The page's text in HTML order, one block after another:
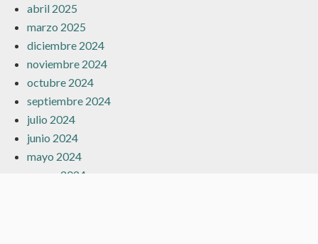
abril 2025
marzo 2025
diciembre 2024
noviembre 2024
octubre 2024
septiembre 2024
julio 2024
junio 2024
mayo 2024
marzo 2024